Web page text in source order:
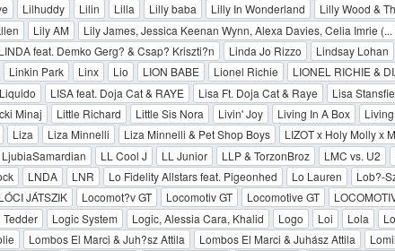
Lilhuddy Lilin Lilla Lilly baba Lilly In Wonderland
Lilly Wood &
Lily AM Lily James, Jessica Keenan Wynn, Alexa Davies, Celia Imrie
LINDA feat. Demko Gerg? & Csap? Kriszti?n Linda Jo Rizzo Lindsay Lohan
Linkin Park Linx Lio LION BABE Lionel Richie LIONEL RICHIE &
Liquido LISA feat. Doja Cat & RAYE Lisa Ft. Doja Cat & Raye Lisa
Minaj Little Richard Little Sis Nora Livin' Joy Living In A Box
Liza Liza Minnelli Liza Minnelli & Pet Shop Boys
LIZOT x Holy Molly x
LjubiaSamardian LL Cool J LL Junior LLP & TorzonBroz LMC vs. U2
LNDA LNR Lo Fidelity Allstars feat. Pigeonhed Lo Lauren Lob?-
LÓCI JÁTSZIK Locomot?v GT Locomotiv GT Locomotive GT
Tedder Logic System Logic, Alessia Cara, Khalid Logo Loi Lola
Lombos El Marci & Juh?sz Attila Lombos El Marci & Juhász Attila